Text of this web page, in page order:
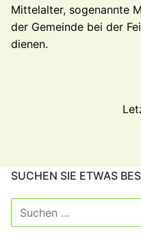
Mittelalter, sogenannte
der Gemeinde bei der
dienen.
SUCHEN SIE ETWAS
Suche
nach: